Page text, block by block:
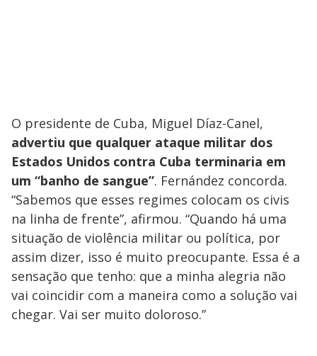
O presidente de Cuba, Miguel Díaz-Canel,
advertiu que qualquer ataque militar dos
Estados Unidos contra Cuba terminaria em
um “banho de sangue”. Fernández concorda.
“Sabemos que esses regimes colocam os civis
na linha de frente”, afirmou. “Quando há uma
situação de violência militar ou política, por
assim dizer, isso é muito preocupante. Essa é a
sensação que tenho: que a minha alegria não
vai coincidir com a maneira como a solução vai
chegar. Vai ser muito doloroso.”